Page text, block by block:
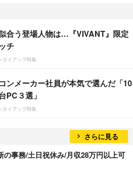
合う登場人物は…『VIVANT』限定
チ
タイアップ特集
ンメーカー社員が本気で選んだ「10
PC３選」
タイアップ特集
さらに見る
の事務/土日祝休み/月収28万円以上可